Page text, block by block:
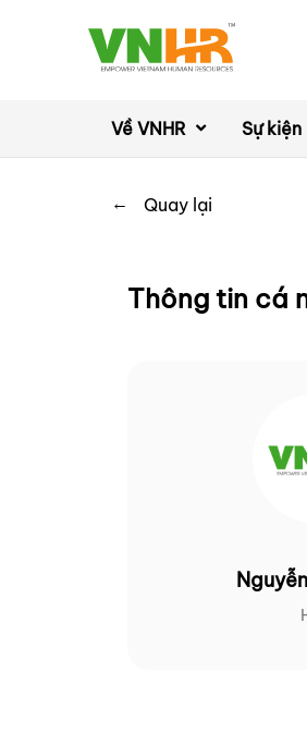
Về VNHR Sự kiện
← Quay lại
Thông tin cá